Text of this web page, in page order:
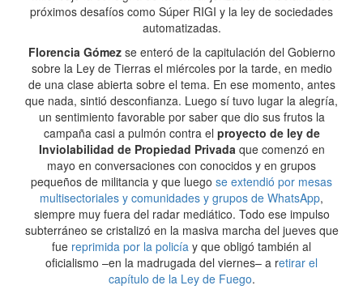
próximos desafíos como Súper RIGI y la ley de sociedades
automatizadas.
Florencia Gómezse enteró de la capitulación del Gobierno
sobre la Ley de Tierras el miércoles por la tarde, en medio
de una clase abierta sobre el tema. En ese momento, antes
que nada, sintió desconfianza. Luego sí tuvo lugar la alegría,
un sentimiento favorable por saber que dio sus frutos la
campaña casi a pulmón contra el proyecto de ley de
Inviolabilidad de Propiedad Privadaque comenzó en
mayo en conversaciones con conocidos y en grupos
pequeños de militancia y que luego se extendió por mesas
multisectoriales y comunidades y grupos de WhatsApp,
siempre muy fuera del radar mediático. Todo ese impulso
subterráneo se cristalizó en la masiva marcha del jueves que
fue reprimida por la policía y que obligó también al
oficialismo –en la madrugada del viernes– a retirar el
capítulo de la Ley de Fuego.